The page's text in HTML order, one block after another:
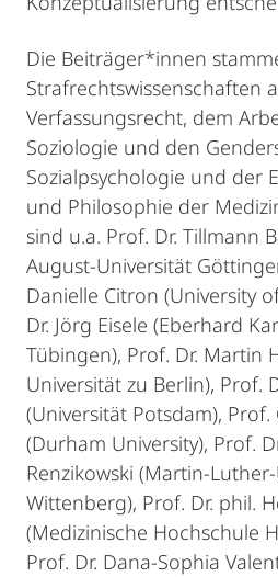
Die Beiträger*innen
Strafrechtswissenschaften
Verfassungsrecht, dem
Soziologie und den
Sozialpsychologie und der
und Philosophie der
sind u.a. Prof. Dr. Tillmann
August-Universität
Danielle Citron (University
Dr. Jörg Eisele (Eberhard
Tübingen), Prof. Dr. Martin
Universität zu Berlin), Prof.
(Universität Potsdam), Prof.
(Durham University), Prof.
Renzikowski (Martin-
Wittenberg), Prof. Dr. phil.
(Medizinische Hochschule
Prof. Dr. Dana-Sophia